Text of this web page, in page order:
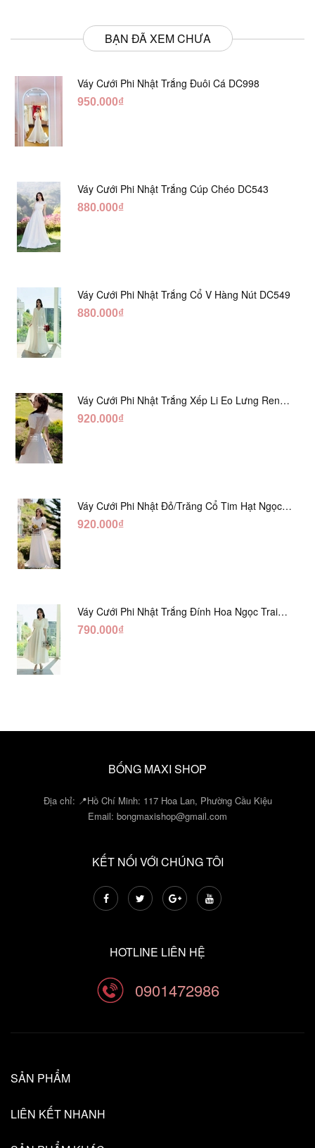
BẠN ĐÃ XEM CHƯA
Váy Cưới Phi Nhật Trắng Đuôi Cá DC998
950.000₫
Váy Cưới Phi Nhật Trắng Cúp Chéo DC543
880.000₫
Váy Cưới Phi Nhật Trắng Cổ V Hàng Nút DC549
880.000₫
Váy Cưới Phi Nhật Trắng Xếp Li Eo Lưng Ren
DC547
920.000₫
Váy Cưới Phi Nhật Đỏ/Trăng Cổ Tim Hạt Ngọc
DC548
920.000₫
Váy Cưới Phi Nhật Trắng Đính Hoa Ngọc Trai
Lửng DC465
790.000₫
BỐNG MAXI SHOP
Địa chỉ: 📍Hồ Chí Minh: 117 Hoa Lan, Phường Cầu Kiệu
Email: bongmaxishop@gmail.com
KẾT NỐI VỚI CHÚNG TÔI
HOTLINE LIÊN HỆ
0901472986
SẢN PHẨM
LIÊN KẾT NHANH